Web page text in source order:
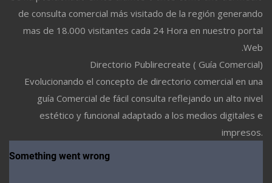
de consulta comercial más visitado de la región generando
mas de 18.000 visitantes cada 24 Hora en nuestro portal
Web.
Directorio Publirecreate ( Guía Comercial)
Evolucionando el concepto de directorio comercial en una
guía Comercial de fácil consulta reflejando un alto nivel
estético y funcional adaptado a los medios digitales e
impresos.